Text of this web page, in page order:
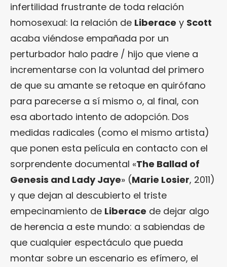
infertilidad frustrante de toda relación
homosexual: la relación de Liberace y Scott
acaba viéndose empañada por un
perturbador halo padre / hijo que viene a
incrementarse con la voluntad del primero
de que su amante se retoque en quirófano
para parecerse a sí mismo o, al final, con
esa abortado intento de adopción. Dos
medidas radicales (como el mismo artista)
que ponen esta película en contacto con el
sorprendente documental «The Ballad of
Genesis and Lady Jaye» (Marie Losier, 2011)
y que dejan al descubierto el triste
empecinamiento de Liberace de dejar algo
de herencia a este mundo: a sabiendas de
que cualquier espectáculo que pueda
montar sobre un escenario es efímero, el